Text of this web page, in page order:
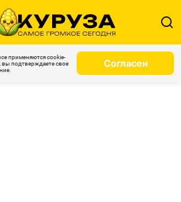
применяются cookie-
вы подтверждаете свое
Согласен